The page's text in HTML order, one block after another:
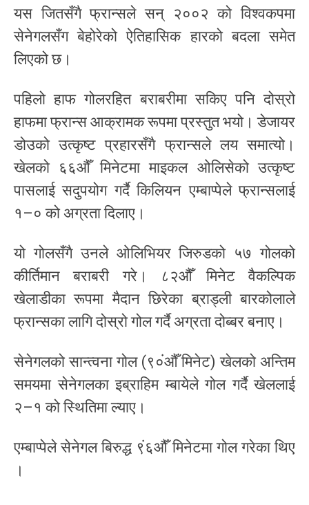
यस जितसँगै फ्रान्सले सन् २००२ को विश्वकपमा
सेनेगलसँग बेहोरेको ऐतिहासिक हारको बदला समेत
लिएको छ।
पहिलो हाफ गोलरहित बराबरीमा सकिए पनि दोस्रो
हाफमा फ्रान्स आक्रामक रूपमा प्रस्तुत भयो। डेजायर
डोउको उत्कृष्ट प्रहारसँगै फ्रान्सले लय समात्यो।
खेलको ६६औँ मिनेटमा माइकल ओलिसेको उत्कृष्ट
पासलाई सदुपयोग गर्दै किलियन एम्बाप्पेले फ्रान्सलाई
१–० को अग्रता दिलाए।
यो गोलसँगै उनले ओलिभियर जिरुडको ५७ गोलको
कीर्तिमान बराबरी गरे। ८२औँ मिनेट वैकल्पिक
खेलाडीका रूपमा मैदान छिरेका ब्राड्ली बारकोलाले
फ्रान्सका लागि दोस्रो गोल गर्दै अग्रता दोब्बर बनाए।
सेनेगलको सान्त्वना गोल (९०ंऔँ मिनेट) खेलको अन्तिम
समयमा सेनेगलका इब्राहिम म्बायेले गोल गर्दै खेललाई
२–१ को स्थितिमा ल्याए।
एम्बाप्पेले सेनेगल बिरुद्ध ९ं६औँ मिनेटमा गोल गरेका थिए
।